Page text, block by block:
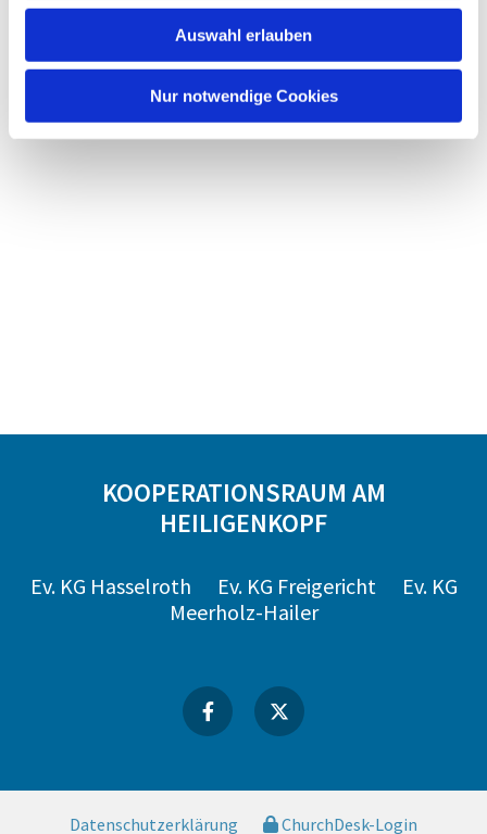
Auswahl erlauben
Nur notwendige Cookies
KOOPERATIONSRAUM AM
HEILIGENKOPF
Ev. KG Hasselroth Ev. KG Freigericht
Ev. KG
Meerholz-Hailer
Datenschutzerklärung ChurchDesk-Login